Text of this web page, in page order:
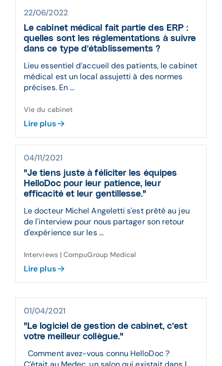
22/06/2022
Le cabinet médical fait partie des ERP :
quelles sont les réglementations à suivre
dans ce type d’établissements ?
Lieu essentiel d’accueil des patients, le cabinet
médical est un local assujetti à des normes
précises. En ...
Vie du cabinet
Lire plus
04/11/2021
"Je tiens juste à féliciter les équipes
HelloDoc pour leur patience, leur
efficacité et leur gentillesse."
Le docteur Michel Angeletti s'est prêté au jeu
de l'interview pour nous partager son retour
d'expérience sur les ...
Interviews | CompuGroup Medical
Lire plus
01/04/2021
"Le logiciel de gestion de cabinet, c’est
votre meilleur collègue."
Comment avez-vous connu HelloDoc ?